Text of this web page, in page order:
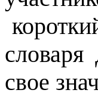
свое